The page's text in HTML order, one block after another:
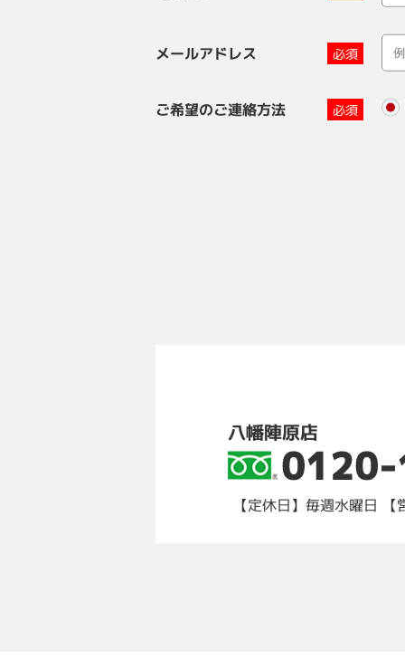
メールアドレス
ご希望のご連絡方法
八幡陣原店
【定休日】毎週水曜日